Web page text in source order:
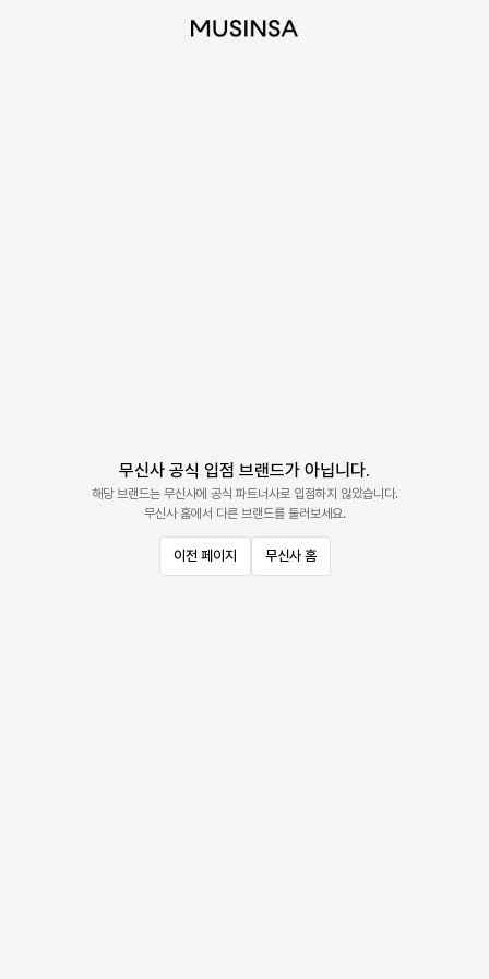
무신사 공식 입점 브랜드가 아닙니다.
해당 브랜드는 무신사에 공식 파트너사로 입점하지 않았습니다.
무신사 홈에서 다른 브랜드를 둘러보세요.
이전 페이지 무신사 홈